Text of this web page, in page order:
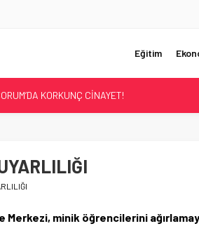
Eğitim
CUMHURBAŞKANI BAŞDANIŞMANI OLDU
PERDESİ ÇÖZÜLDÜ!
DÜŞTÜ!
ÇORUM’DA KORKUNÇ CİNAYET!
Merkezi, minik öğrencilerini